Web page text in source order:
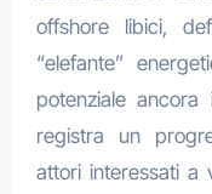
offshore libici,
“elefante”
potenziale
registra un
attori interessati a